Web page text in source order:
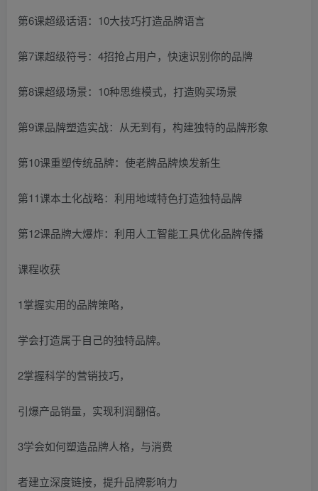
第6课超级话语：10大技巧打造品牌语言
第7课超级符号：4招抢占用户，快速识别你的品牌
第8课超级场景：10种思维模式，打造购买场景
第9课品牌塑造实战：从无到有，构建独特的品牌形象
第10课重塑传统品牌：使老牌品牌焕发新生
第11课本土化战略：利用地域特色打造独特品牌
第12课品牌大爆炸：利用人工智能工具优化品牌传播
课程收获
1掌握实用的品牌策略，
学会打造属于自己的独特品牌。
2掌握科学的营销技巧，
引爆产品销量，实现利润翻倍。
3学会如何塑造品牌人格，与消费
者建立深度链接，提升品牌影响力